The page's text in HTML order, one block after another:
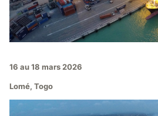
16 au 18 mars 2026
Lomé, Togo